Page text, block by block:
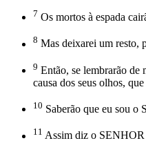
7 Os mortos à espada
8 Mas deixarei um resto,
9 Então, se lembrarão de
causa dos seus olhos,
10 Saberão que eu sou o
11 Assim diz o SENHOR